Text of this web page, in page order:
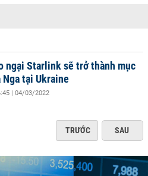
ngại Starlink sẽ trở thành mục
tại Ukraine
| 04/03/2022
TRƯỚC SAU